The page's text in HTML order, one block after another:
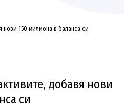
нови 150 милиона в баланса си
добавя нови
си